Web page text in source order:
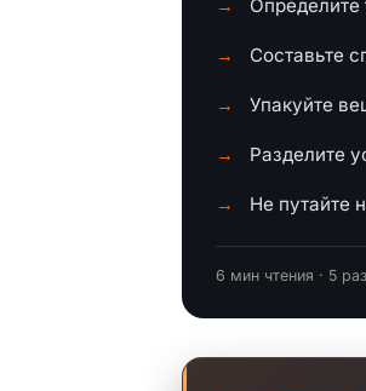
Составьте
Упакуйте
Разделите
Не путайте
6 мин чтения · 5